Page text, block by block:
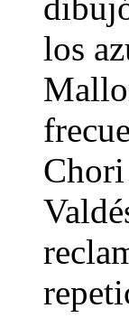
los
Chori